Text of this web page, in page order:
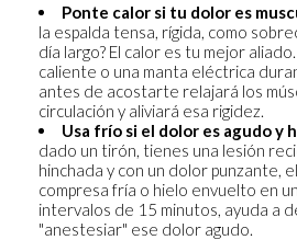
Ponte calor si tu dolor es
la espalda tensa, rígida, como
día largo? El calor es tu mejor
caliente o una manta eléctrica
antes de acostarte relajará los
circulación y aliviará esa rigidez.
Usa frío si el dolor es agudo y
dado un tirón, tienes una lesión
hinchada y con un dolor punzante,
compresa fría o hielo envuelto en
intervalos de 15 minutos, ayuda a
"anestesiar" ese dolor agudo.